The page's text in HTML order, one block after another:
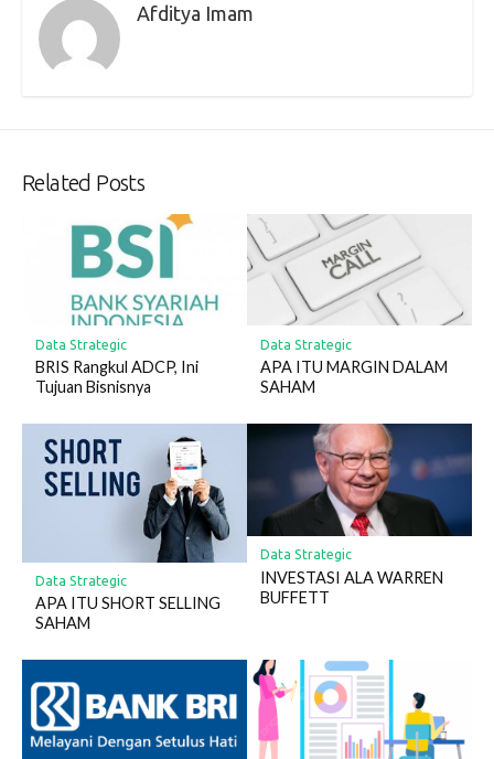
Afditya Imam
Related Posts
Data Strategic
BRIS Rangkul ADCP, Ini
Tujuan Bisnisnya
Data Strategic
APA ITU MARGIN DALAM
SAHAM
Data Strategic
APA ITU SHORT SELLING
SAHAM
Data Strategic
INVESTASI ALA WARREN
BUFFETT